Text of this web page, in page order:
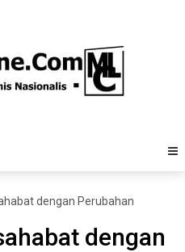
dengan Perubahan
dengan